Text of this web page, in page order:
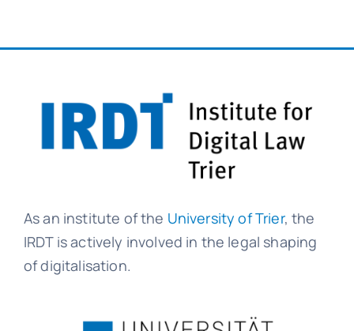
As an institute of the University of Trier, the
IRDT is actively involved in the legal shaping
of digitalisation.